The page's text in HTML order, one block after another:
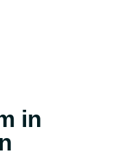
in